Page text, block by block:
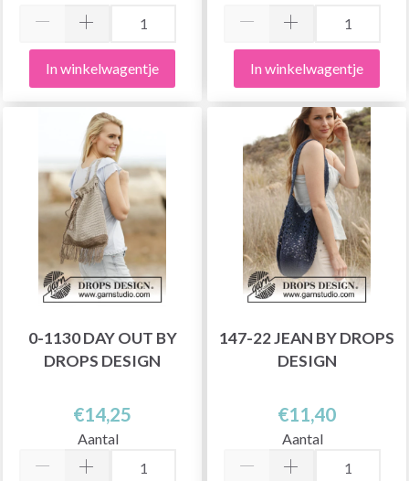
In winkelwagentje In winkelwagentje
0-1130 DAY OUT BY
DROPS DESIGN
€14,25
Aantal
147-22 JEAN BY DROPS
DESIGN
€11,40
Aantal